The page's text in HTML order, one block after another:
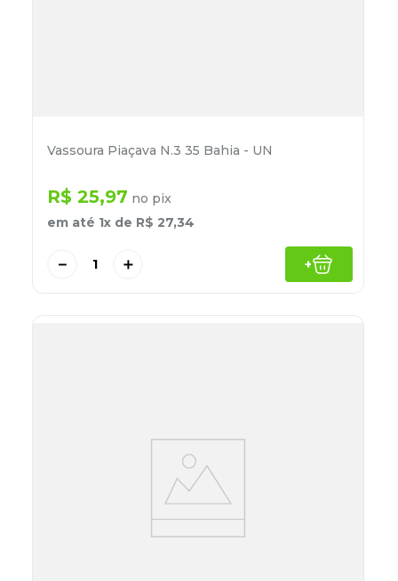
Vassoura Piaçava N.3 35 Bahia - UN
R$ 25,97 no pix
em até 1x de R$ 27,34
＋
－ +